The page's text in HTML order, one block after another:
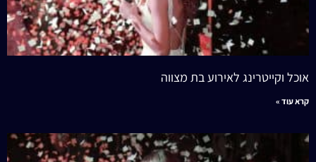
אוכל וקייטרינג לאירוע בת מצווה
קרא עוד »